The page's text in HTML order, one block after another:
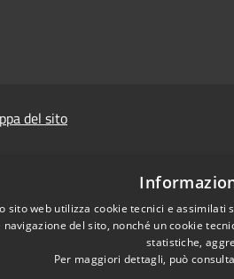
del sito
sito web utilizza cookie tecnici e
navigazione del sito, nonché un cookie
statistiche,
Per maggiori dettagli, può